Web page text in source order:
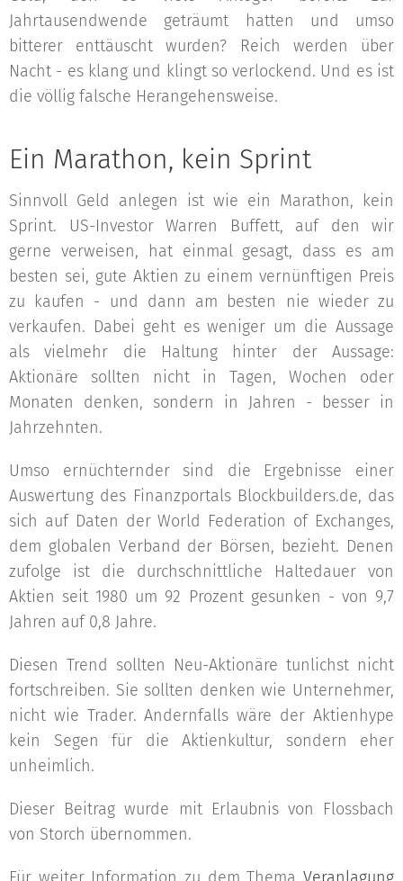
Jahrtausendwende geträumt hatten und umso
bitterer enttäuscht wurden? Reich werden über
Nacht - es klang und klingt so verlockend. Und es ist
die völlig falsche Herangehensweise.
Ein Marathon, kein Sprint
Sinnvoll Geld anlegen ist wie ein Marathon, kein
Sprint. US-Investor Warren Buffett, auf den wir
gerne verweisen, hat einmal gesagt, dass es am
besten sei, gute Aktien zu einem vernünftigen Preis
zu kaufen - und dann am besten nie wieder zu
verkaufen. Dabei geht es weniger um die Aussage
als vielmehr die Haltung hinter der Aussage:
Aktionäre sollten nicht in Tagen, Wochen oder
Monaten denken, sondern in Jahren - besser in
Jahrzehnten.
Umso ernüchternder sind die Ergebnisse einer
Auswertung des Finanzportals Blockbuilders.de, das
sich auf Daten der World Federation of Exchanges,
dem globalen Verband der Börsen, bezieht. Denen
zufolge ist die durchschnittliche Haltedauer von
Aktien seit 1980 um 92 Prozent gesunken - von 9,7
Jahren auf 0,8 Jahre.
Diesen Trend sollten Neu-Aktionäre tunlichst nicht
fortschreiben. Sie sollten denken wie Unternehmer,
nicht wie Trader. Andernfalls wäre der Aktienhype
kein Segen für die Aktienkultur, sondern eher
unheimlich.
Dieser Beitrag wurde mit Erlaubnis von Flossbach
von Storch übernommen.